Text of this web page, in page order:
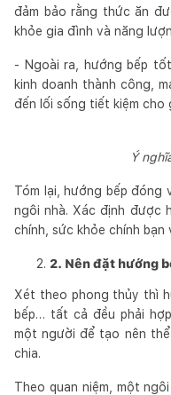
đảm bảo rằng thức ăn
khỏe gia đình và năng
- Ngoài ra, hướng bếp
kinh doanh thành công,
đến lối sống tiết kiệm cho
Ý
Tóm lại, hướng bếp
ngôi nhà. Xác định được
chính, sức khỏe chính
2. Nên đặt hướng
Xét theo phong thủy thì
bếp… tất cả đều phải
một người để tạo nên
chia.
Theo quan niệm, một